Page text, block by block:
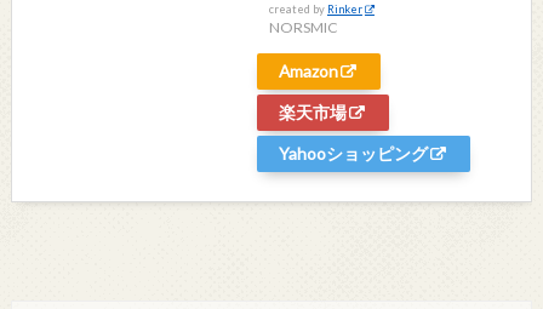
created by Rinker
NORSMIC
Amazon
楽天市場
Yahooショッピング